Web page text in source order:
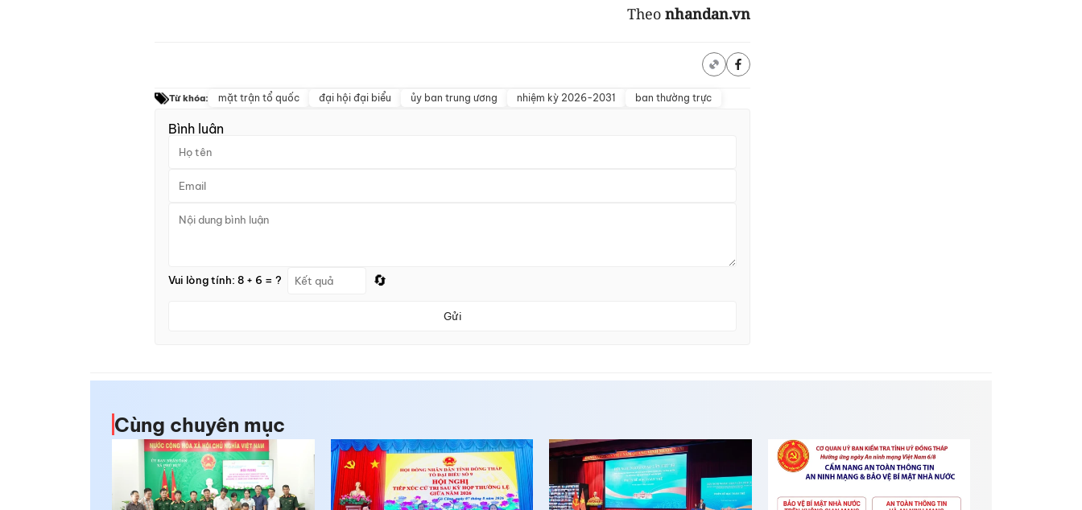
Theo nhandan.vn
Từ khóa: mặt trận tổ quốc đại hội đại biểu ủy ban trung ương nhiệm kỳ 2026-2031 ban thường trực
Bình luận
Vui lòng tính: 8 + 6 = ? 🔄
Gửi
Cùng chuyên mục